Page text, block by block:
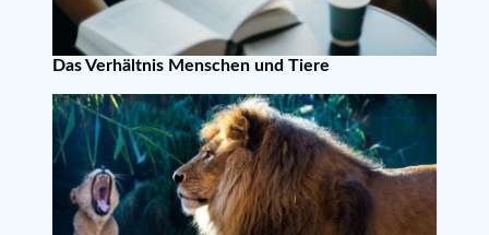
Das Verhältnis Menschen und Tiere